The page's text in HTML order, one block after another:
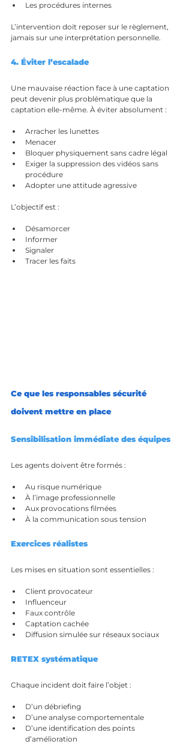
Les procédures internes
L’intervention doit reposer sur le règlement,
jamais sur une interprétation personnelle.
4. Éviter l’escalade
Une mauvaise réaction face à une captation
peut devenir plus problématique que la
captation elle-même. À éviter absolument :
Arracher les lunettes
Menacer
Bloquer physiquement sans cadre légal
Exiger la suppression des vidéos sans
procédure
Adopter une attitude agressive
L’objectif est :
Désamorcer
Informer
Signaler
Tracer les faits
Ce que les responsables sécurité
doivent mettre en place
Sensibilisation immédiate des équipes
Les agents doivent être formés :
Au risque numérique
À l’image professionnelle
Aux provocations filmées
À la communication sous tension
Exercices réalistes
Les mises en situation sont essentielles :
Client provocateur
Influenceur
Faux contrôle
Captation cachée
Diffusion simulée sur réseaux sociaux
RETEX systématique
Chaque incident doit faire l’objet :
D’un débriefing
D’une analyse comportementale
D’une identification des points
d’amélioration